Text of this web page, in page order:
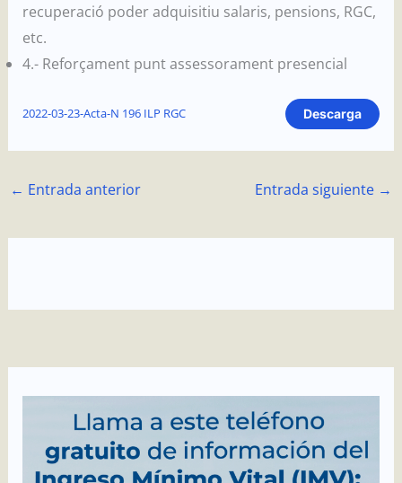
recuperació poder adquisitiu salaris, pensions, RGC,
etc.
4.- Reforçament punt assessorament presencial
2022-03-23-Acta-N 196 ILP RGC Descarga
← Entrada anterior Entrada siguiente →